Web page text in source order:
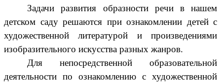
Задачи развития образности речи в нашем
детском саду решаются при ознакомлении детей с
художественной литературой и произведениями
изобразительного искусства разных жанров.
Для непосредственной образовательной
деятельности по ознакомлению с художественной